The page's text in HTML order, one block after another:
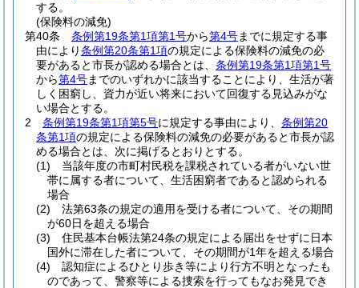
する。
(保険料の減免)
第40条
条例第19条第1項第1号から第4号までに規定する事
由により条例第20条第1項の規定による保険料の減免の必
要があると市長が認める場合とは、 条例第19条第1項第1号
から第4号までのいずれかに該当することにより、生活が著
しく困窮し、資力が近い将来において回復する見込みがな
い場合とする。
2
条例第19条第1項第5号に規定する事由により、 条例第20
条第1項の規定による保険料の減免の必要があると市長が認
める場合とは、次に掲げるとおりとする。
(1)
当該年度の市町村民税を課税されている者がいない世
帯に属する者について、生活困窮者であると認められる
場合
(2)
法第63条の規定の適用を受ける者について、その期間
が60日を超える場合
(3)
住民基本台帳法第24条の規定による届出をせずに日本
国外に滞在した者について、その期間が1年を超える場合
(4)
認知症によるひとり歩き等により行方不明となったも
のであって、警察等による捜索を行ってもなお発見でき